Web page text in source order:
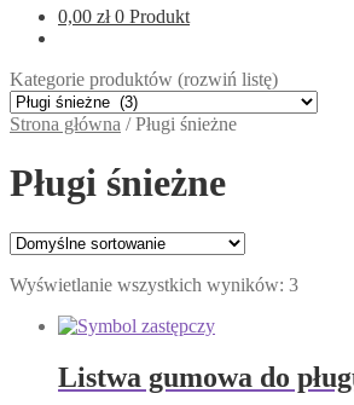
0,00 zł 0 Produkt
Kategorie produktów (rozwiń listę)
Strona główna /Pługi śnieżne
Pługi śnieżne
Wyświetlanie wszystkich wyników: 3
Listwa gumowa do